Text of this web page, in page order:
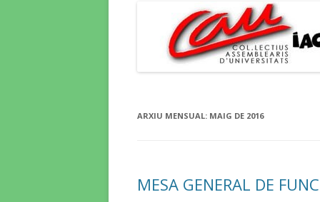
ARXIU MENSUAL: MAIG DE 2016
MESA GENERAL DE